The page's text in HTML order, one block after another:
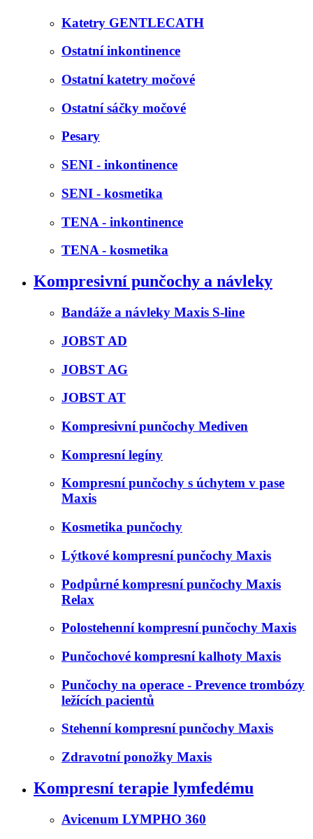
Katetry GENTLECATH
Ostatní inkontinence
Ostatní katetry močové
Ostatní sáčky močové
Pesary
SENI - inkontinence
SENI - kosmetika
TENA - inkontinence
TENA - kosmetika
Kompresivní punčochy a návleky
Bandáže a návleky Maxis S-line
JOBST AD
JOBST AG
JOBST AT
Kompresivní punčochy Mediven
Kompresní legíny
Kompresní punčochy s úchytem v pase
Maxis
Kosmetika punčochy
Lýtkové kompresní punčochy Maxis
Podpůrné kompresní punčochy Maxis
Relax
Polostehenní kompresní punčochy Maxis
Punčochové kompresní kalhoty Maxis
Punčochy na operace - Prevence trombózy
ležících pacientů
Stehenní kompresní punčochy Maxis
Zdravotní ponožky Maxis
Kompresní terapie lymfedému
Avicenum LYMPHO 360